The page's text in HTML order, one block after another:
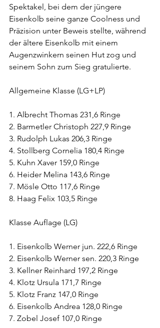
Spektakel, bei dem der jüngere
Eisenkolb seine ganze Coolness und
Präzision unter Beweis stellte, während
der ältere Eisenkolb mit einem
Augenzwinkern seinen Hut zog und
seinem Sohn zum Sieg gratulierte.
Allgemeine Klasse (LG+LP)
1. Albrecht Thomas 231,6 Ringe
2. Barmetler Christoph 227,9 Ringe
3. Rudolph Lukas 206,3 Ringe
4. Stollberg Cornelia 180,4 Ringe
5. Kuhn Xaver 159,0 Ringe
6. Heider Melina 143,6 Ringe
7. Mösle Otto 117,6 Ringe
8. Haag Felix 103,5 Ringe
Klasse Auflage (LG)
1. Eisenkolb Werner jun. 222,6 Ringe
2. Eisenkolb Werner sen. 220,3 Ringe
3. Kellner Reinhard 197,2 Ringe
4. Klotz Ursula 171,7 Ringe
5. Klotz Franz 147,0 Ringe
6. Eisenkolb Andrea 128,0 Ringe
7. Zobel Josef 107,0 Ringe